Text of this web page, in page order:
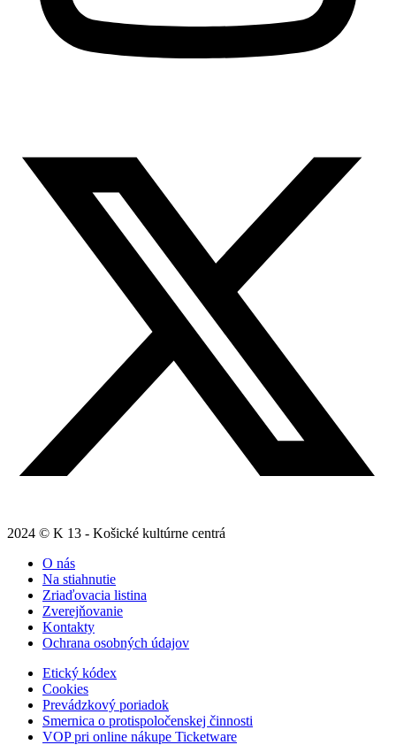
2024 © K 13 - Košické kultúrne centrá
O nás
Na stiahnutie
Zriaďovacia listina
Zverejňovanie
Kontakty
Ochrana osobných údajov
Etický kódex
Cookies
Prevádzkový poriadok
Smernica o protispoločenskej činnosti
VOP pri online nákupe Ticketware